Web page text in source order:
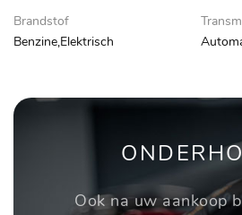
Brandstof
Benzine,Elektrisch
Ook na uw aankoop